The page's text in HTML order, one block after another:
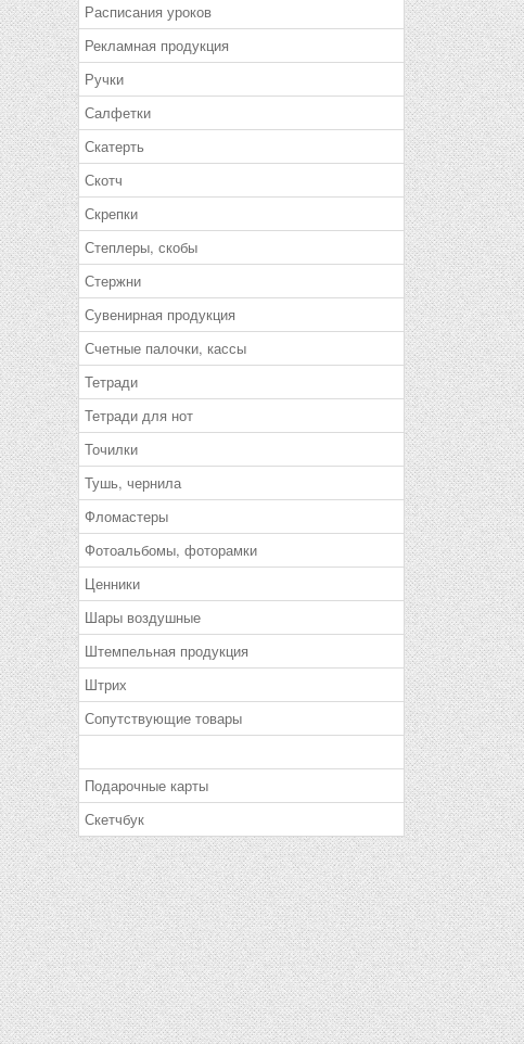
Расписания уроков
Рекламная продукция
Ручки
Салфетки
Скатерть
Скотч
Скрепки
Степлеры, скобы
Стержни
Сувенирная продукция
Счетные палочки, кассы
Тетради
Тетради для нот
Точилки
Тушь, чернила
Фломастеры
Фотоальбомы, фоторамки
Ценники
Шары воздушные
Штемпельная продукция
Штрих
Сопутствующие товары
Подарочные карты
Скетчбук